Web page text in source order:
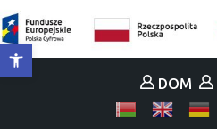
DOM
Otwórz pasek narzędzi